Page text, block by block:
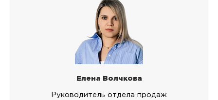
Елена Волчкова
Руководитель отдела продаж